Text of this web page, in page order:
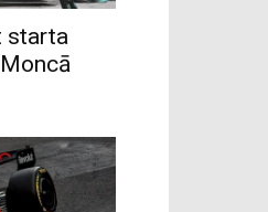
starta